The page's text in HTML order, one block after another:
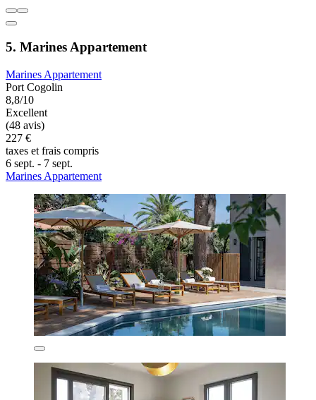
5. Marines Appartement
Marines Appartement
Port Cogolin
8,8/10
Excellent
(48 avis)
227 €
taxes et frais compris
6 sept. - 7 sept.
Marines Appartement